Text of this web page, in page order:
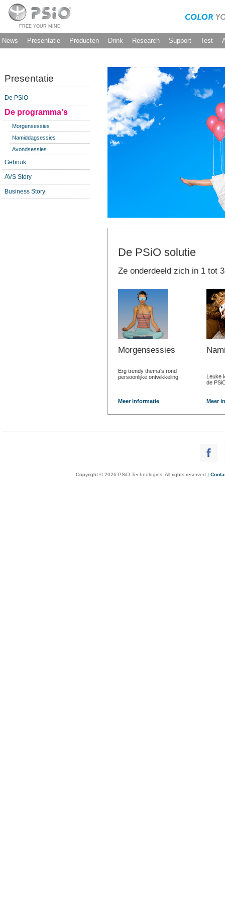
FREE YOUR MIND
News Presentatie Producten Drink Research Support Test
Presentatie
De PSiO
De programma's
Morgensessies
Namiddagsessies
Avondsessies
Gebruik
AVS Story
Business Story
De PSiO solutie
Ze onderdeeld zich in 1 tot
Morgensessies
Erg trendy thema's rond
persoonlijke ontwikkeling
Leuke
de
Meer informatie Meer
Copyright © 2026 PSiO Technologies. All rights reserved |